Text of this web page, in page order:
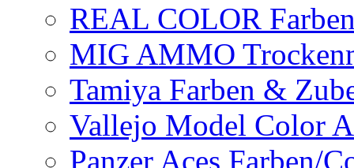
REAL COLOR
MIG AMMO
Tamiya Farben &
Vallejo Model Color
Panzer Aces